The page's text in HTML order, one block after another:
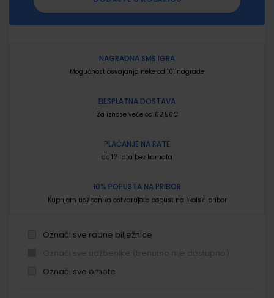
NAGRADNA SMS IGRA
Mogućnost osvajanja neke od 101 nagrade
BESPLATNA DOSTAVA
Za iznose veće od 62,50€
PLAĆANJE NA RATE
do 12 rata bez kamata
10% POPUSTA NA PRIBOR
Kupnjom udžbenika ostvarujete popust na školski pribor
Označi sve radne bilježnice
Označi sve omote